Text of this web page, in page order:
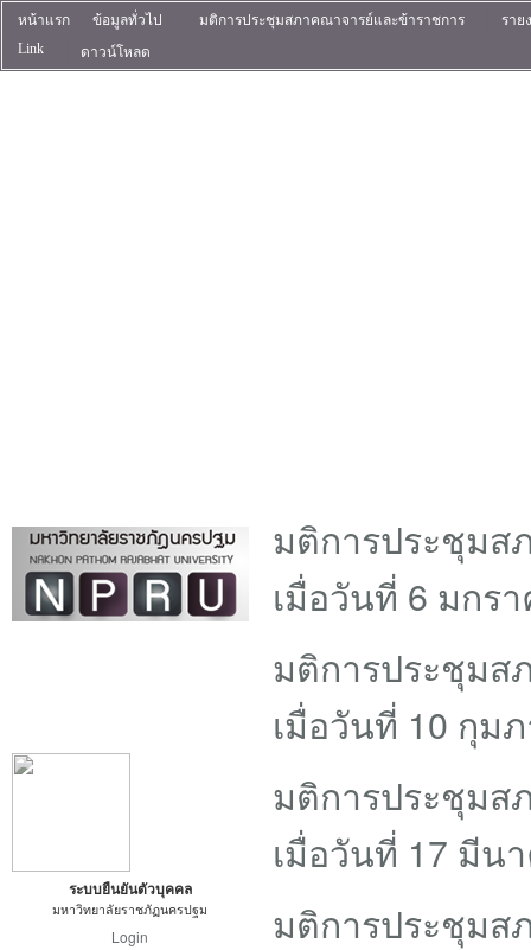
หน้าแรก ข้อมูลทั่วไป มติการประชุมสภาคณาจารย์และข้าราชการ
ราย
Link
ดาวน์โหลด
ระบบยืนยันตัวบุคคล
มหาวิทยาลัยราชภัฏนครปฐม
Login
มติการประชุมส
เมื่อวันที่ 6 มกร
มติการประชุมส
เมื่อวันที่ 10 กุม
มติการประชุมส
เมื่อวันที่ 17 มีน
มติการประชุมส